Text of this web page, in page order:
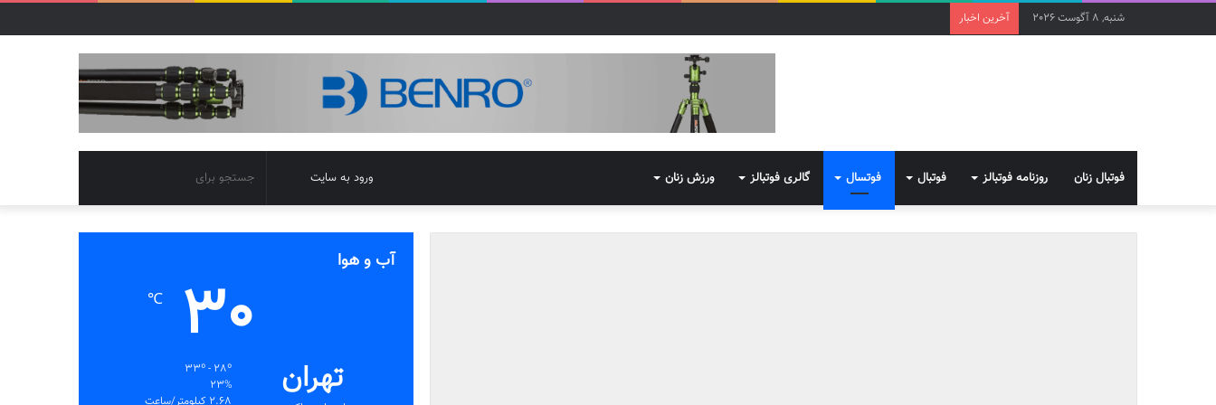
شنبه, 8 آگوست 2026 آخرین اخبار
فوتبال زنان روزنامه فوتبالز فوتبال فوتسال گالری فوتبالز ورزش زنان
برای
تغییر
پوسته
ورود به سایت
آب و هوا
تهران
30
℃
23%
2.68 کیلومتر/ساعت